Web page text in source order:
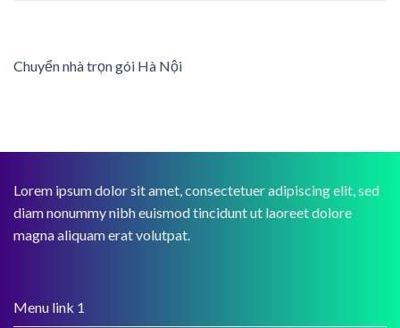
Chuyển nhà trọn gói Hà Nội
Lorem ipsum dolor sit amet, consectetuer adipiscing elit, sed
diam nonummy nibh euismod tincidunt ut laoreet dolore
magna aliquam erat volutpat.
Menu link 1